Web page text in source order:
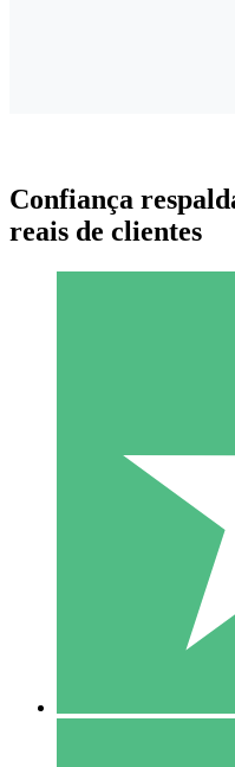
Pacotes de
Pague conforme o
Confiança
reais de clientes